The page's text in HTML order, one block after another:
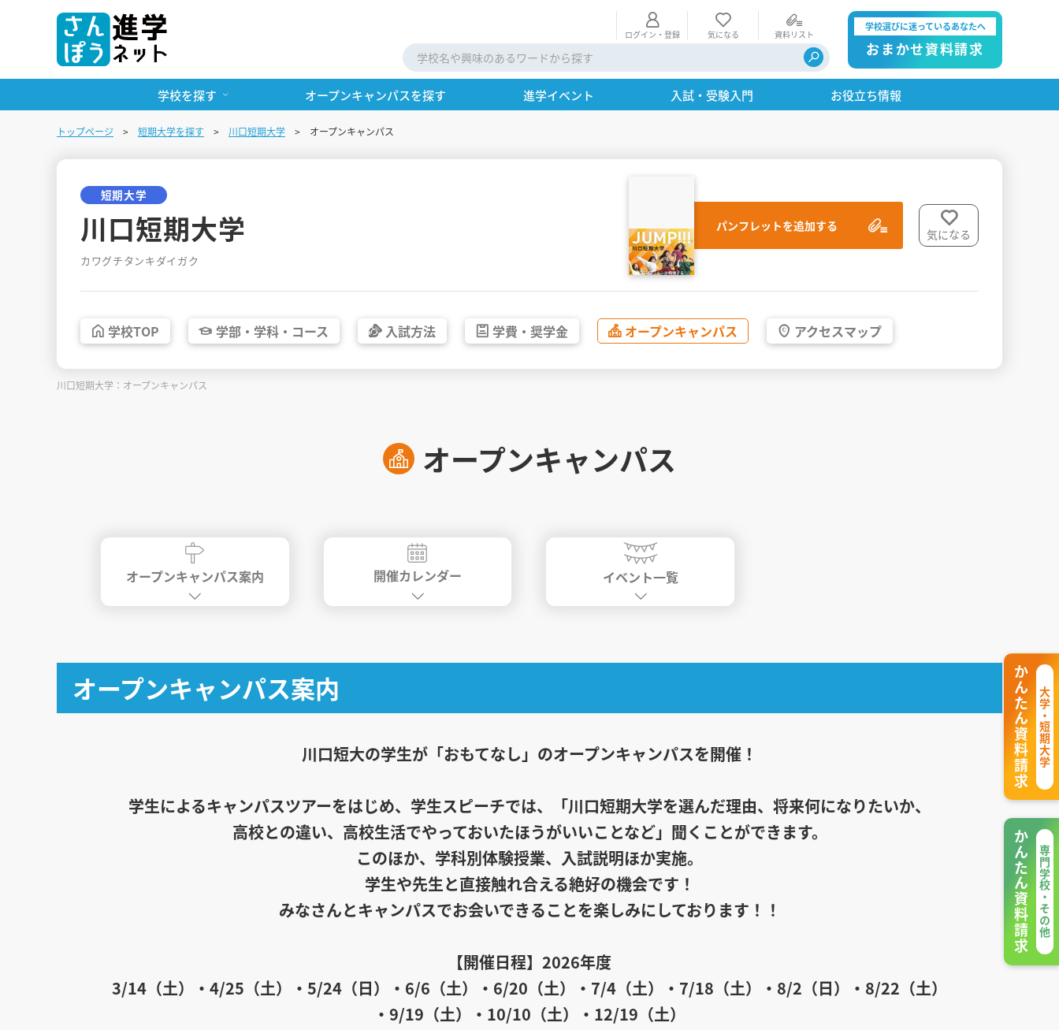
ログイン・登録 気になる 資料リスト
学校選びに迷っているあなたへ
おまかせ資料請求
学校を探す オープンキャンパスを探す 進学イベント 入試・受験入門 お役立ち情報
トップページ 短期大学を探す 川口短期大学 オープンキャンパス
短期大学
川口短期大学
カワグチタンキダイガク
パンフレットを追加する
気になる
学校TOP 学部・ 学科・ コース 入試方法 学費・ 奨学金 オープンキャンパス アクセスマップ
川口短期大学：オープンキャンパス
オープンキャンパス
オープンキャンパス案内 開催カレンダー イベント一覧
オープンキャンパス案内
川口短大の学生が「おもてなし」のオープンキャンパスを開催！
学生によるキャンパスツアーをはじめ、学生スピーチでは、「川口短期大学を選んだ理由、将来何になりたいか、
高校との違い、高校生活でやっておいたほうがいいことなど」聞くことができます。
このほか、学科別体験授業、入試説明ほか実施。
学生や先生と直接触れ合える絶好の機会です！
みなさんとキャンパスでお会いできることを楽しみにしております！！
【開催日程】2026年度
3/14（土）・4/25（土）・5/24（日）・6/6（土）・6/20（土）・7/4（土）・7/18（土）・8/2（日）・8/22（土）
・9/19（土）・10/10（土）・12/19（土）
大学・短期大学
かんたん資料請求
専門学校・その他
かんたん資料請求